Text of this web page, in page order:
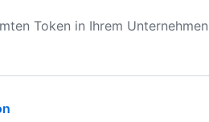
Token in Ihrem Unternehmen